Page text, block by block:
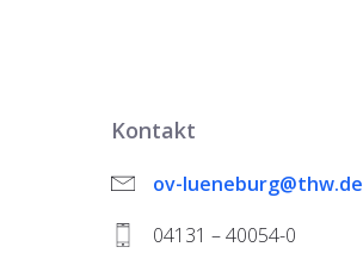
Kontakt
ov-lueneburg@thw.de
04131 – 40054-0